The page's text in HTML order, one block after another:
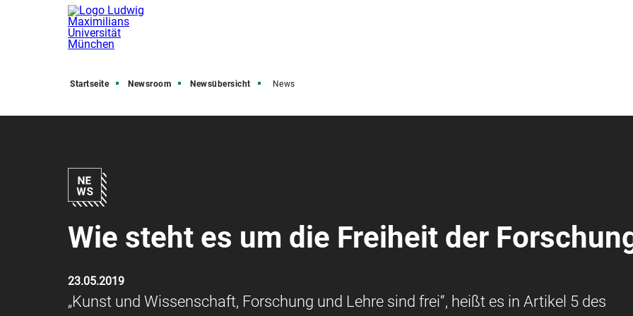
Startseite Newsroom Newsübersicht News
Wie steht es um die Freiheit der
23.05.2019
„Kunst und Wissenschaft, Forschung und Lehre sind frei“, heißt es in Artikel 5 des